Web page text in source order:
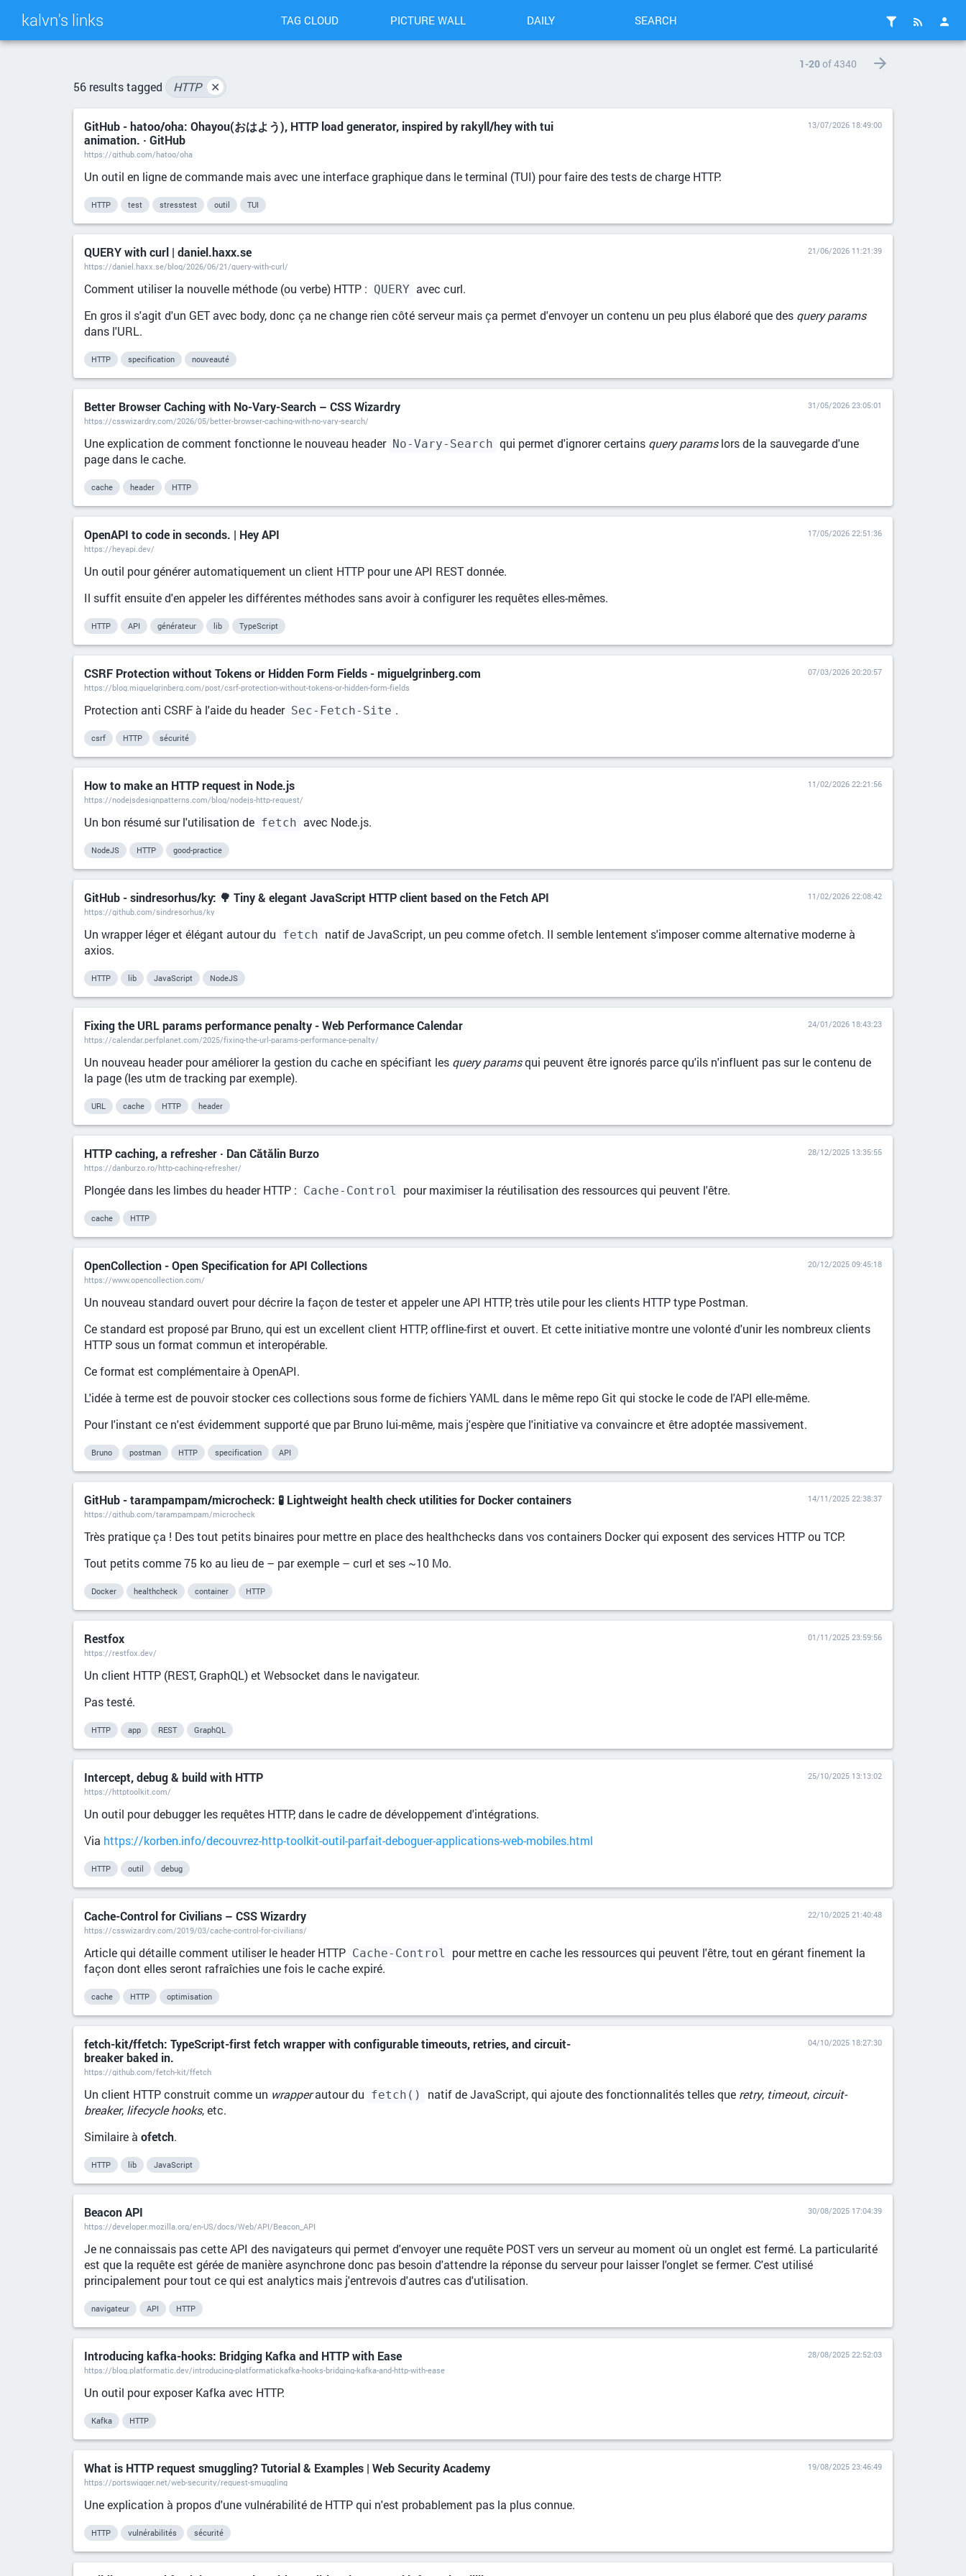
kalvn's links TAG CLOUD PICTURE WALL DAILY SEARCH
1-20of 4340
56 results tagged HTTP ✕
GitHub - hatoo/oha: Ohayou(おはよう), HTTP load generator, inspired by rakyll/hey with tui
animation. · GitHub
https://github.com/hatoo/oha
13/07/2026 18:49:00
Un outil en ligne de commande mais avec une interface graphique dans le terminal (TUI) pour faire des tests de charge HTTP.
HTTP test stresstest outil TUI
QUERY with curl | daniel.haxx.se
https://daniel.haxx.se/blog/2026/06/21/query-with-curl/
21/06/2026 11:21:39
Comment utiliser la nouvelle méthode (ou verbe) HTTP : QUERY avec curl.
En gros il s'agit d'un GET avec body, donc ça ne change rien côté serveur mais ça permet d'envoyer un contenu un peu plus élaboré que des query params
dans l'URL.
HTTP specification nouveauté
Better Browser Caching with No-Vary-Search – CSS Wizardry
https://csswizardry.com/2026/05/better-browser-caching-with-no-vary-search/
31/05/2026 23:05:01
Une explication de comment fonctionne le nouveau header No-Vary-Search qui permet d'ignorer certains query paramslors de la sauvegarde d'une
page dans le cache.
cache header HTTP
OpenAPI to code in seconds. | Hey API
https://heyapi.dev/
17/05/2026 22:51:36
Un outil pour générer automatiquement un client HTTP pour une API REST donnée.
Il suffit ensuite d'en appeler les différentes méthodes sans avoir à configurer les requêtes elles-mêmes.
HTTP API générateur lib TypeScript
CSRF Protection without Tokens or Hidden Form Fields - miguelgrinberg.com
https://blog.miguelgrinberg.com/post/csrf-protection-without-tokens-or-hidden-form-fields
07/03/2026 20:20:57
Protection anti CSRF à l'aide du header Sec-Fetch-Site .
csrf HTTP sécurité
How to make an HTTP request in Node.js
https://nodejsdesignpatterns.com/blog/nodejs-http-request/
11/02/2026 22:21:56
Un bon résumé sur l'utilisation de fetch avec Node.js.
NodeJS HTTP good-practice
GitHub - sindresorhus/ky: 🌳 Tiny & elegant JavaScript HTTP client based on the Fetch API
https://github.com/sindresorhus/ky
11/02/2026 22:08:42
Un wrapper léger et élégant autour du fetch natif de JavaScript, un peu comme ofetch. Il semble lentement s'imposer comme alternative moderne à
axios.
HTTP lib JavaScript NodeJS
Fixing the URL params performance penalty - Web Performance Calendar
https://calendar.perfplanet.com/2025/fixing-the-url-params-performance-penalty/
24/01/2026 18:43:23
Un nouveau header pour améliorer la gestion du cache en spécifiant les query paramsqui peuvent être ignorés parce qu'ils n'influent pas sur le contenu de
la page (les utm de tracking par exemple).
URL cache HTTP header
HTTP caching, a refresher · Dan Cătălin Burzo
https://danburzo.ro/http-caching-refresher/
28/12/2025 13:35:55
Plongée dans les limbes du header HTTP : Cache-Control pour maximiser la réutilisation des ressources qui peuvent l'être.
cache HTTP
OpenCollection - Open Specification for API Collections
https://www.opencollection.com/
20/12/2025 09:45:18
Un nouveau standard ouvert pour décrire la façon de tester et appeler une API HTTP, très utile pour les clients HTTP type Postman.
Ce standard est proposé par Bruno, qui est un excellent client HTTP, offline-first et ouvert. Et cette initiative montre une volonté d'unir les nombreux clients
HTTP sous un format commun et interopérable.
Ce format est complémentaire à OpenAPI.
L'idée à terme est de pouvoir stocker ces collections sous forme de fichiers YAML dans le même repo Git qui stocke le code de l'API elle-même.
Pour l'instant ce n'est évidemment supporté que par Bruno lui-même, mais j'espère que l'initiative va convaincre et être adoptée massivement.
Bruno postman HTTP specification API
GitHub - tarampampam/microcheck: 🧪 Lightweight health check utilities for Docker containers
https://github.com/tarampampam/microcheck
14/11/2025 22:38:37
Très pratique ça ! Des tout petits binaires pour mettre en place des healthchecks dans vos containers Docker qui exposent des services HTTP ou TCP.
Tout petits comme 75 ko au lieu de – par exemple – curl et ses ~10 Mo.
Docker healthcheck container HTTP
Restfox
https://restfox.dev/
01/11/2025 23:59:56
Un client HTTP (REST, GraphQL) et Websocket dans le navigateur.
Pas testé.
HTTP app REST GraphQL
Intercept, debug & build with HTTP
https://httptoolkit.com/
25/10/2025 13:13:02
Un outil pour debugger les requêtes HTTP, dans le cadre de développement d'intégrations.
Via https://korben.info/decouvrez-http-toolkit-outil-parfait-deboguer-applications-web-mobiles.html
HTTP outil debug
Cache-Control for Civilians – CSS Wizardry
https://csswizardry.com/2019/03/cache-control-for-civilians/
22/10/2025 21:40:48
Article qui détaille comment utiliser le header HTTP Cache-Control
pour mettre en cache les ressources qui peuvent l'être, tout en gérant finement la
façon dont elles seront rafraîchies une fois le cache expiré.
cache HTTP optimisation
fetch-kit/ffetch: TypeScript-first fetch wrapper with configurable timeouts, retries, and circuit-
breaker baked in.
https://github.com/fetch-kit/ffetch
04/10/2025 18:27:30
Un client HTTP construit comme un wrapperautour du fetch() natif de JavaScript, qui ajoute des fonctionnalités telles que retry, timeout, circuit-
breaker, lifecycle hooks, etc.
Similaire à ofetch.
HTTP lib JavaScript
Beacon API
https://developer.mozilla.org/en-US/docs/Web/API/Beacon_API
30/08/2025 17:04:39
Je ne connaissais pas cette API des navigateurs qui permet d'envoyer une requête POST vers un serveur au moment où un onglet est fermé. La particularité
est que la requête est gérée de manière asynchrone donc pas besoin d'attendre la réponse du serveur pour laisser l'onglet se fermer. C'est utilisé
principalement pour tout ce qui est analytics mais j'entrevois d'autres cas d'utilisation.
navigateur API HTTP
Introducing kafka-hooks: Bridging Kafka and HTTP with Ease
https://blog.platformatic.dev/introducing-platformatickafka-hooks-bridging-kafka-and-http-with-ease
28/08/2025 22:52:03
Un outil pour exposer Kafka avec HTTP.
Kafka HTTP
What is HTTP request smuggling? Tutorial & Examples | Web Security Academy
https://portswigger.net/web-security/request-smuggling
19/08/2025 23:46:49
Une explication à propos d'une vulnérabilité de HTTP qui n'est probablement pas la plus connue.
HTTP vulnérabilités sécurité